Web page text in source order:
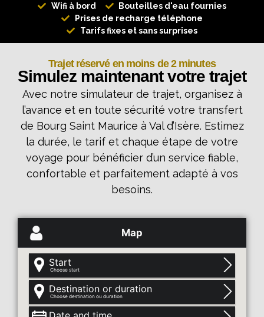
Wifi à bord
Bouteilles d'eau fournies
Prises de recharge téléphone
Tarifs fixes et sans surprises
Trajet réservé en moins de 2 minutes
Simulez maintenant votre trajet
Avec notre simulateur de trajet, organisez à
l’avance et en toute sécurité votre transfert
de Bourg Saint Maurice à Val d’Isère. Estimez
la durée, le tarif et chaque étape de votre
voyage pour bénéficier d’un service fiable,
confortable et parfaitement adapté à vos
besoins.